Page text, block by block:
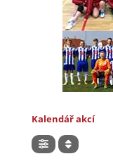
Kalendář akcí